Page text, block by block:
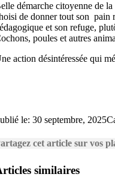
démarche citoyenne de
de donner tout son pain
et son refuge,
poules et autres
action désintéressée qui
le: 30 septembre, 2025
cet article sur vos
similaires